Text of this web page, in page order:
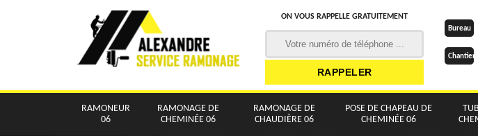
ON VOUS RAPPELLE GRATUITEMENT
Bureau
Chantier
RAMONEUR
06
RAMONAGE DE
CHEMINÉE 06
RAMONAGE DE
CHAUDIÈRE 06
POSE DE CHAPEAU DE
CHEMINÉE 06